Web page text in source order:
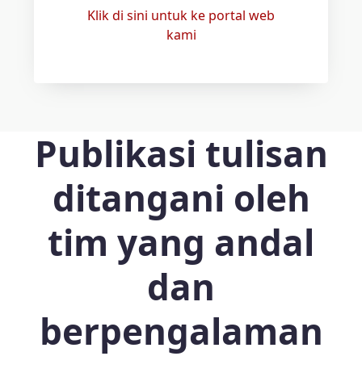
Klik di sini untuk ke portal web
kami
Publikasi tulisan
ditangani oleh
tim yang andal
dan
berpengalaman